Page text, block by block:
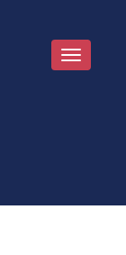
Toggle